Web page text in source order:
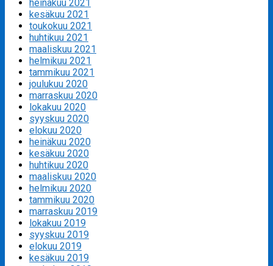
heinäkuu 2021
kesäkuu 2021
toukokuu 2021
huhtikuu 2021
maaliskuu 2021
helmikuu 2021
tammikuu 2021
joulukuu 2020
marraskuu 2020
lokakuu 2020
syyskuu 2020
elokuu 2020
heinäkuu 2020
kesäkuu 2020
huhtikuu 2020
maaliskuu 2020
helmikuu 2020
tammikuu 2020
marraskuu 2019
lokakuu 2019
syyskuu 2019
elokuu 2019
kesäkuu 2019